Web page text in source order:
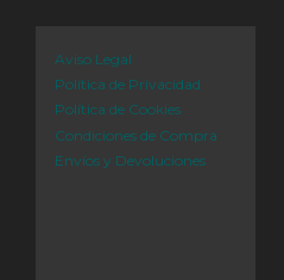
Aviso Legal
Política de Privacidad
Política de Cookies
Condiciones de Compra
Envíos y Devoluciones